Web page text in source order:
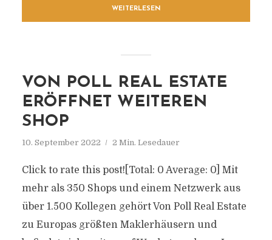
WEITERLESEN
VON POLL REAL ESTATE
ERÖFFNET WEITEREN
SHOP
10. September 2022 2 Min. Lesedauer
Click to rate this post![Total: 0 Average: 0] Mit
mehr als 350 Shops und einem Netzwerk aus
über 1.500 Kollegen gehört Von Poll Real Estate
zu Europas größten Maklerhäusern und